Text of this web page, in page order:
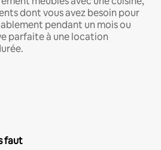
dont vous avez besoin pour
pendant un mois ou
parfaite à une location
faut